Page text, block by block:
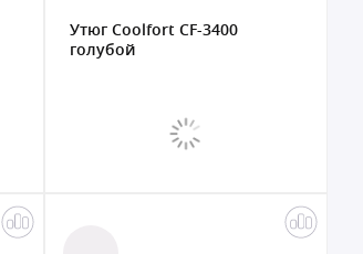
Утюг Coolfort CF-3400
голубой